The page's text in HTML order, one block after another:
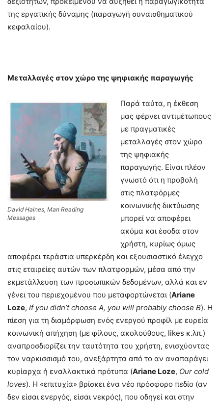
της εργατικής δύναμης (παραγωγή συναισθηματικού
κεφαλαίου).
Μεταλλαγές στον χώρο της ψηφιακής παραγωγής
David Haines, Man Reading
Messages
Παρά ταύτα, η έκθεση
μας φέρνει αντιμέτωπους
με πραγματικές
μεταλλαγές στον χώρο
της ψηφιακής
παραγωγής. Είναι πλέον
γνωστό ότι η προβολή
στις πλατφόρμες
κοινωνικής δικτύωσης
μπορεί να αποφέρει
ακόμα και έσοδα στον
χρήστη, κυρίως όμως
αποφέρει τεράστια υπερκέρδη και εξουσιαστικό έλεγχο
στις εταιρείες αυτών των πλατφορμών, μέσα από την
εκμετάλλευση των προσωπικών δεδομένων, αλλά και εν
γένει του περιεχομένου που μεταφορτώνεται (Ariane
Loze, If you didn’t choose A, you will probably choose B). Η
πίεση για τη διαμόρφωση ενός ενεργού προφίλ με ευρεία
κοινωνική απήχηση (με φίλους, ακολούθους, likes κ.λπ.)
αναπροσδιορίζει την ταυτότητα του χρήστη, ενισχύοντας
τον ναρκισσισμό του, ανεξάρτητα από το αν αναπαράγει
κυρίαρχα ή εναλλακτικά πρότυπα (Ariane Loze, Our cold
loves). Η «επιτυχία» βρίσκει ένα νέο πρόσφορο πεδίο (αν
δεν είσαι ενεργός, είσαι νεκρός), που οδηγεί και στην